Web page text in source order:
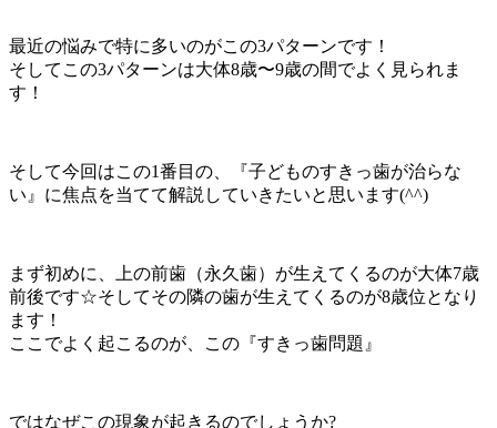
最近の悩みで特に多いのがこの3パターンです！
そしてこの3パターンは大体8歳〜9歳の間でよく見られま
す！
そして今回はこの1番目の、『子どものすきっ歯が治らな
い』に焦点を当てて解説していきたいと思います(^^)
まず初めに、上の前歯（永久歯）が生えてくるのが大体7歳
前後です☆そしてその隣の歯が生えてくるのが8歳位となり
ます！
ここでよく起こるのが、この『すきっ歯問題』
ではなぜこの現象が起きるのでしょうか?